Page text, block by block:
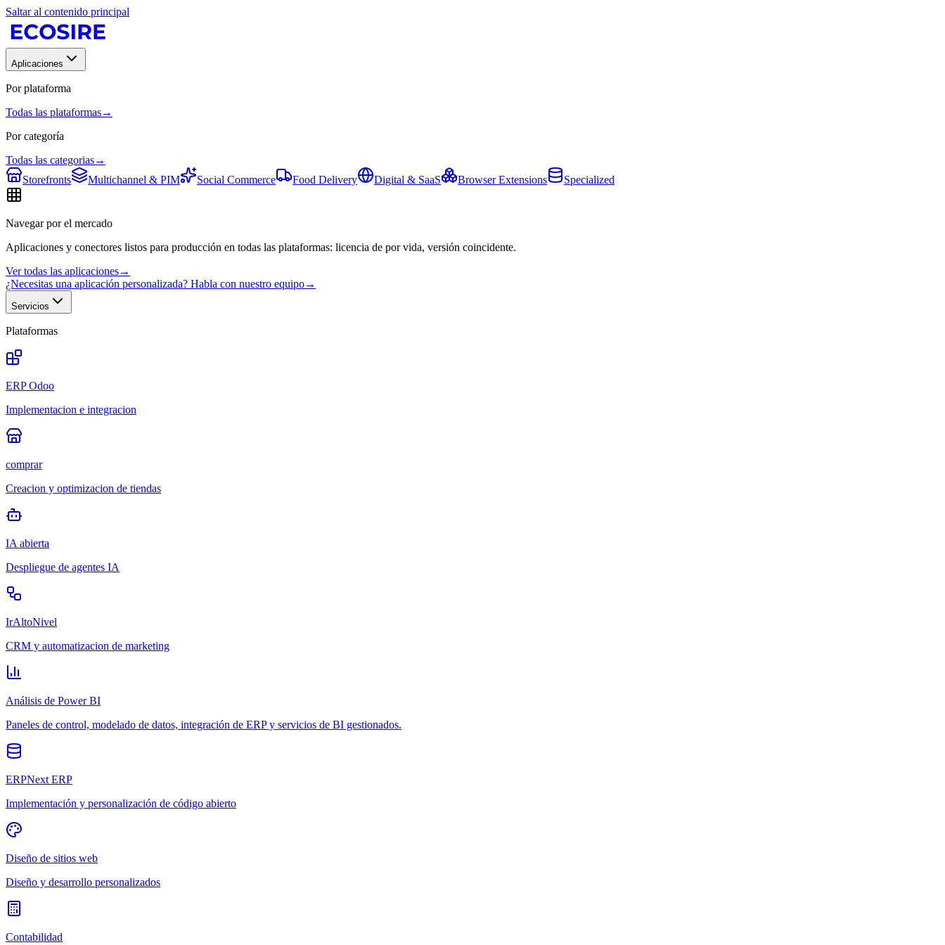
Saltar al contenido principal
Aplicaciones
Por plataforma
Todas las plataformas→
Por categoría
Todas las categorias→
Storefronts
Multichannel & PIM Social Commerce Food Delivery Digital & SaaS Browser Extensions Specialized
Navegar por el mercado
Aplicaciones y conectores listos para producción en todas las plataformas: licencia de por vida, versión coincidente.
Ver todas las aplicaciones→
¿Necesitas una aplicación personalizada? Habla con nuestro equipo→
Servicios
Plataformas
ERP Odoo
Implementacion e integracion
comprar
Creacion y optimizacion de tiendas
IA abierta
Despliegue de agentes IA
IrAltoNivel
CRM y automatizacion de marketing
Análisis de Power BI
Paneles de control, modelado de datos, integración de ERP y servicios de BI gestionados.
ERPNext ERP
Implementación y personalización de código abierto
Diseño de sitios web
Diseño y desarrollo personalizados
Contabilidad